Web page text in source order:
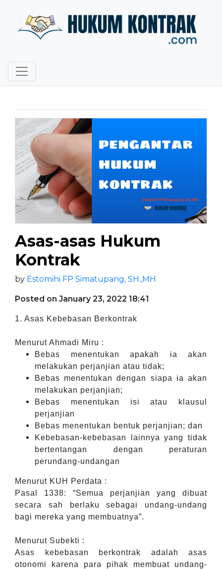
Asas-asas Hukum
Kontrak
by Estomihi FP Simatupang, SH.,MH
Posted on January 23, 2022 18:41
1. Asas Kebebasan Berkontrak
Menurut Ahmadi Miru :
Bebas menentukan apakah ia akan
melakukan perjanjian atau tidak;
Bebas menentukan dengan siapa ia akan
melakukan perjanjian;
Bebas menentukan isi atau klausul
perjanjian
Bebas menentukan bentuk perjanjian; dan
Kebebasan-kebebasan lainnya yang tidak
bertentangan dengan peraturan
perundang-undangan
Menurut KUH Perdata :
Pasal 1338: “Semua perjanjian yang dibuat
secara sah berlaku sebagai undang-undang
bagi mereka yang membuatnya”.
Menurut Subekti :
Asas kebebasan berkontrak adalah asas
otonomi karena para pihak membuat undang-